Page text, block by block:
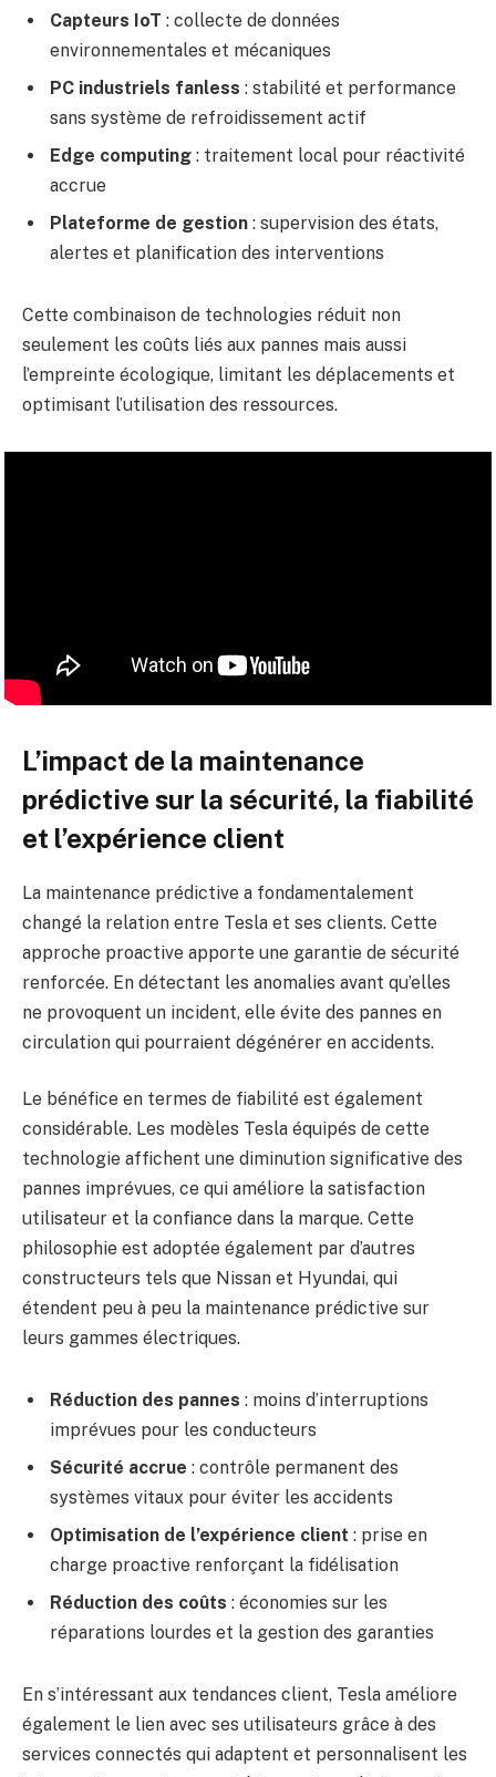
Capteurs IoT : collecte de données
environnementales et mécaniques
PC industriels fanless : stabilité et performance
sans système de refroidissement actif
Edge computing : traitement local pour réactivité
accrue
Plateforme de gestion : supervision des états,
alertes et planification des interventions
Cette combinaison de technologies réduit non
seulement les coûts liés aux pannes mais aussi
l’empreinte écologique, limitant les déplacements et
optimisant l’utilisation des ressources.
L’impact de la maintenance
prédictive sur la sécurité, la fiabilité
et l’expérience client
La maintenance prédictive a fondamentalement
changé la relation entre Tesla et ses clients. Cette
approche proactive apporte une garantie de sécurité
renforcée. En détectant les anomalies avant qu’elles
ne provoquent un incident, elle évite des pannes en
circulation qui pourraient dégénérer en accidents.
Le bénéfice en termes de fiabilité est également
considérable. Les modèles Tesla équipés de cette
technologie affichent une diminution significative des
pannes imprévues, ce qui améliore la satisfaction
utilisateur et la confiance dans la marque. Cette
philosophie est adoptée également par d’autres
constructeurs tels que Nissan et Hyundai, qui
étendent peu à peu la maintenance prédictive sur
leurs gammes électriques.
Réduction des pannes : moins d’interruptions
imprévues pour les conducteurs
Sécurité accrue : contrôle permanent des
systèmes vitaux pour éviter les accidents
Optimisation de l’expérience client : prise en
charge proactive renforçant la fidélisation
Réduction des coûts : économies sur les
réparations lourdes et la gestion des garanties
En s’intéressant aux tendances client, Tesla améliore
également le lien avec ses utilisateurs grâce à des
services connectés qui adaptent et personnalisent les